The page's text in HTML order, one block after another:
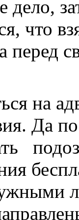
дело,
что
перед
на
Да